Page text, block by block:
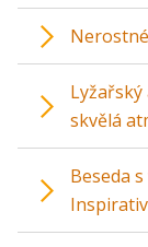
skvělá
Beseda